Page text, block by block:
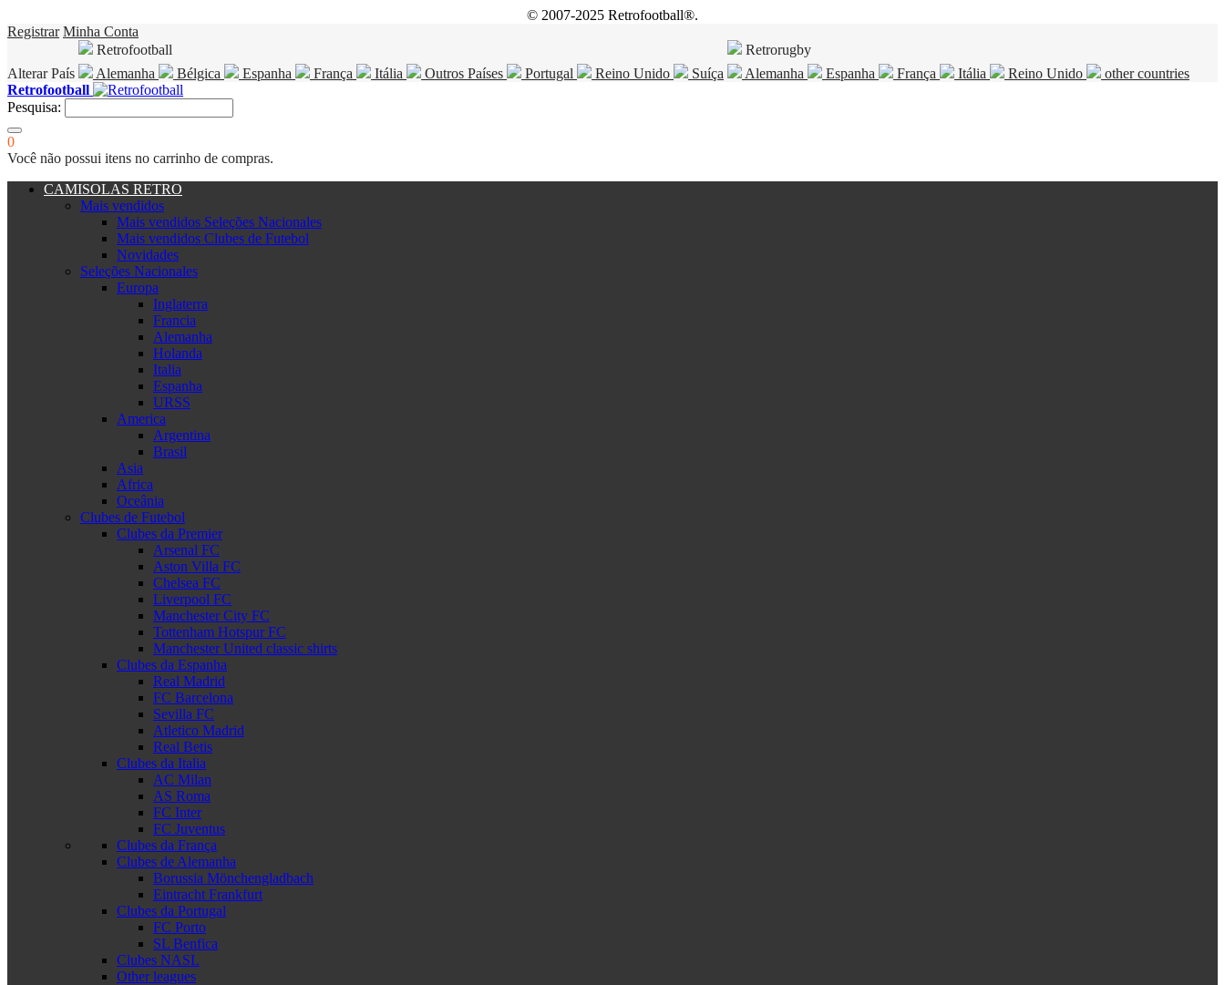
© 2007-2025 Retrofootball®.
Registrar Minha Conta
Alterar País
Retrofootball
Alemanha
Bélgica Espanha França Itália Outros Países Portugal Reino Unido Suíça
Retrorugby
Alemanha
Espanha França Itália Reino Unido
other countries
Retrofootball
Pesquisa:
0
Você não possui itens no carrinho de compras.
CAMISOLAS RETRO
Mais vendidos
Mais vendidos Seleções Nacionales
Mais vendidos Clubes de Futebol
Novidades
Seleções Nacionales
Europa
Inglaterra
Francia
Alemanha
Holanda
Italia
Espanha
URSS
America
Argentina
Brasil
Asia
Africa
Oceânia
Clubes de Futebol
Clubes da Premier
Arsenal FC
Aston Villa FC
Chelsea FC
Liverpool FC
Manchester City FC
Tottenham Hotspur FC
Manchester United classic shirts
Clubes da Espanha
Real Madrid
FC Barcelona
Sevilla FC
Atletico Madrid
Real Betis
Clubes da Italia
AC Milan
AS Roma
FC Inter
FC Juventus
Clubes da França
Clubes de Alemanha
Borussia Mönchengladbach
Eintracht Frankfurt
Clubes da Portugal
FC Porto
SL Benfica
Clubes NASL
Other leagues